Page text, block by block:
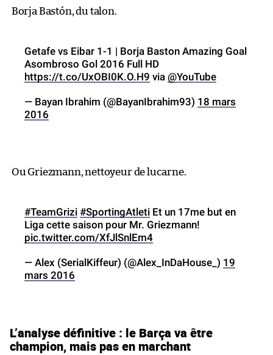
Borja Bastón, du talon.
Getafe vs Eibar 1-1 | Borja Baston Amazing Goal
Asombroso Gol 2016 Full HD
https://t.co/UxOBI0K.O.H9 via @YouTube
— Bayan Ibrahim (@BayanIbrahim93) 18 mars
2016
Ou Griezmann, nettoyeur de lucarne.
#TeamGrizi #SportingAtleti Et un 17me but en
Liga cette saison pour Mr. Griezmann!
pic.twitter.com/XfJlSnlEm4
— Alex (SerialKiffeur) (@Alex_InDaHouse_) 19
mars 2016
L’analyse définitive : le Barça va être
champion, mais pas en marchant